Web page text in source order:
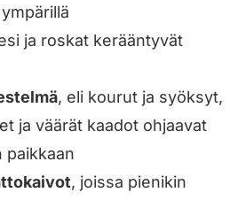
ja roskat kerääntyvät
, eli kourut ja syöksyt,
ja väärät kaadot ohjaavat
paikkaan
, joissa pienikin